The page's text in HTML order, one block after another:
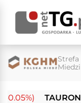
Strefa
Miedzi
TAURON